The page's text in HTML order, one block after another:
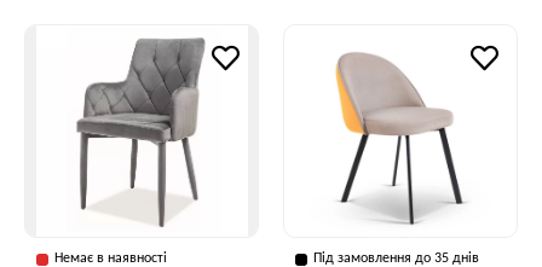
Немає в наявності Під замовлення до 35 днів